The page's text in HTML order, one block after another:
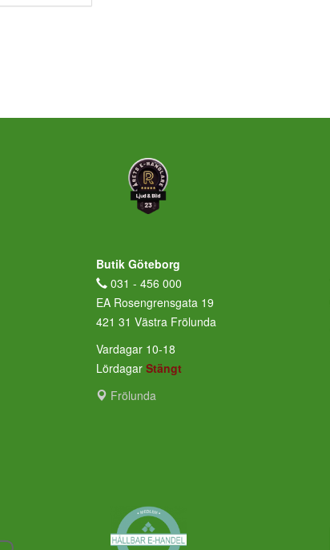
Butik Göteborg
031 - 456 000
EA Rosengrensgata 19
421 31 Västra Frölunda
Vardagar 10-18
Lördagar Stängt
Frölunda